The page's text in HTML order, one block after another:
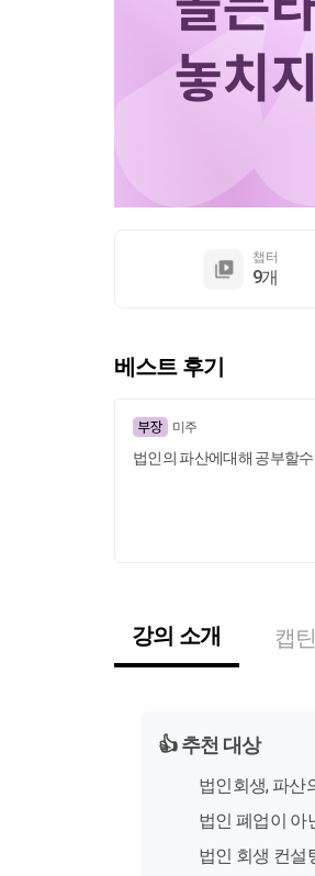
챕터
9개
베스트 후기
미주
법인의 파산에대해 공부할
강의 소개 캡
👍 추천 대상
법인회생, 파산
법인 폐업이 아
법인 회생 컨설